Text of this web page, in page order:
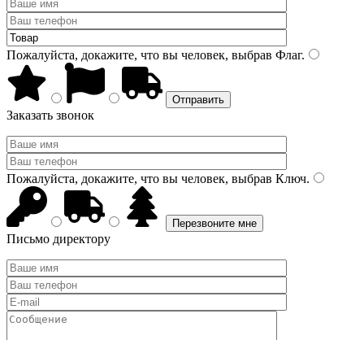
Пожалуйста, докажите, что вы человек, выбрав Флаг.
Заказать звонок
Пожалуйста, докажите, что вы человек, выбрав Ключ.
Письмо директору